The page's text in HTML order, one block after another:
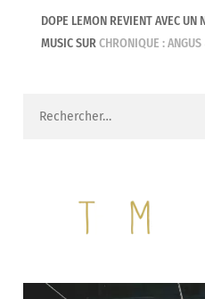
DOPE LEMON REVIENT AVEC
MUSICSURCHRONIQUE :